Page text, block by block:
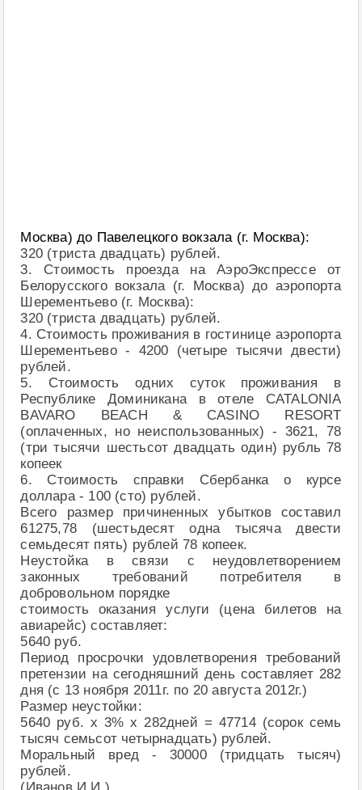
Москва) до Павелецкого вокзала (г. Москва):
320 (триста двадцать) рублей.
3. Стоимость проезда на АэроЭкспрессе от
Белорусского вокзала (г. Москва) до аэропорта
Шерементьево (г. Москва):
320 (триста двадцать) рублей.
4. Стоимость проживания в гостинице аэропорта
Шерементьево - 4200 (четыре тысячи двести)
рублей.
5. Стоимость одних суток проживания в
Республике Доминикана в отеле CATALONIA
BAVARO BEACH & CASINO RESORT
(оплаченных, но неиспользованных) - 3621, 78
(три тысячи шестьсот двадцать один) рубль 78
копеек
6. Стоимость справки Сбербанка о курсе
доллара - 100 (сто) рублей.
Всего размер причиненных убытков составил
61275,78 (шестьдесят одна тысяча двести
семьдесят пять) рублей 78 копеек.
Неустойка в связи с неудовлетворением
законных требований потребителя в
добровольном порядке
стоимость оказания услуги (цена билетов на
авиарейс) составляет:
5640 руб.
Период просрочки удовлетворения требований
претензии на сегодняшний день составляет 282
дня (с 13 ноября 2011г. по 20 августа 2012г.)
Размер неустойки:
5640 руб. х 3% х 282дней = 47714 (сорок семь
тысяч семьсот четырнадцать) рублей.
Моральный вред - 30000 (тридцать тысяч)
рублей.